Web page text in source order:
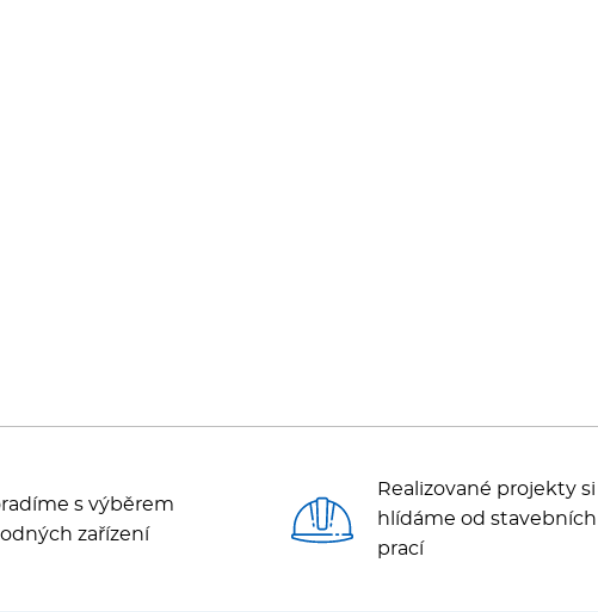
s výběrem
zařízení
Realizované projekty si
hlídáme od stavebních
prací